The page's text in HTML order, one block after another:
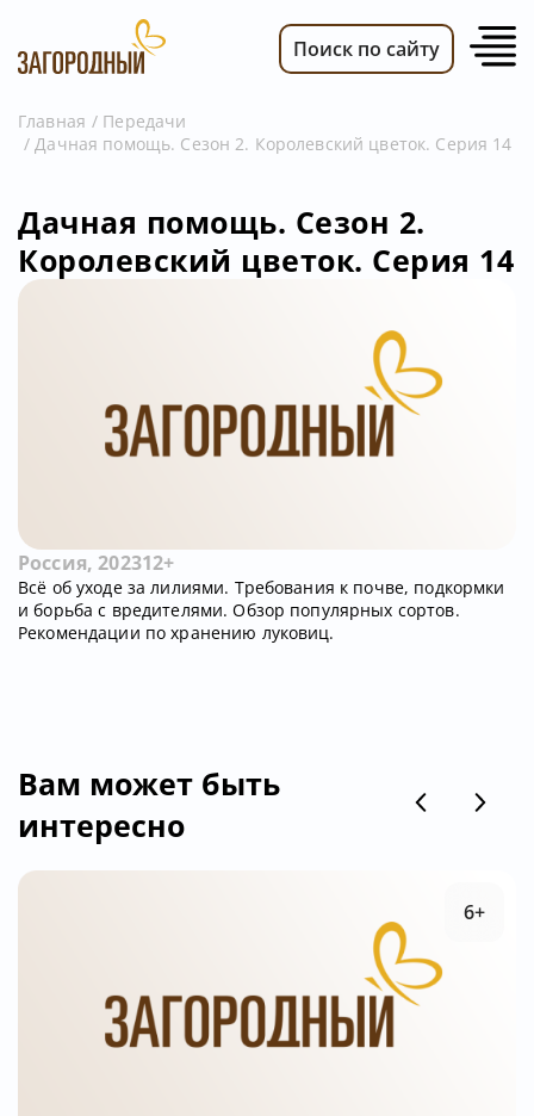
ВИДЕО
ПЕРЕДАЧИ
ТЕЛЕПРОГРАММА
РЕКЛАМОДАТЕЛЯМ
Поиск по сайту
Главная
Передачи
Дачная помощь. Сезон 2. Королевский цветок. Серия 14
Дачная помощь. Сезон 2.
Королевский цветок. Серия 14
Россия, 202312+
Всё об уходе за лилиями. Требования к почве, подкормки
и борьба с вредителями. Обзор популярных сортов.
Рекомендации по хранению луковиц.
Вам может быть
интересно
6+